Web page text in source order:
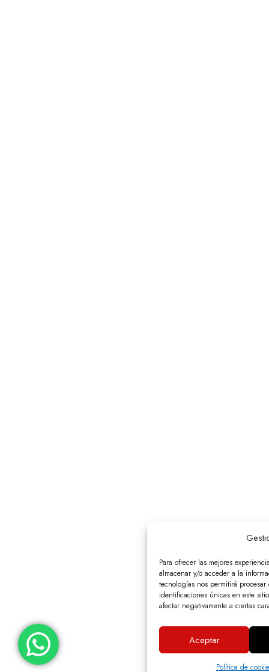
Para ofrecer las mejores
almacenar y/o acceder a la
tecnologías nos permitirá
identificaciones únicas en este
afectar negativamente a ciertas
Aceptar
Política de